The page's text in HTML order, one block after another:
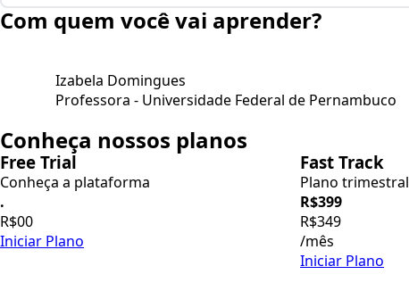
Com quem você vai aprender?
Izabela Domingues
Professora - Universidade Federal de Pernambuco
Conheça nossos planos
Free Trial
Conheça a plataforma
.
R$00
Iniciar Plano
Fast Track
Plano trimestral
R$399
R$349
/mês
Iniciar Plano